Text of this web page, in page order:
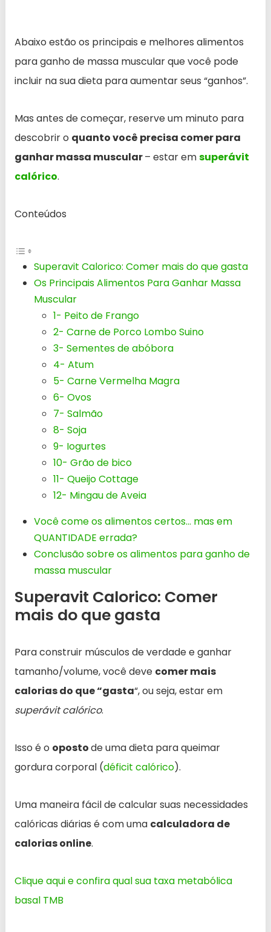
Abaixo estão os principais e melhores alimentos
para ganho de massa muscular que você pode
incluir na sua dieta para aumentar seus “ganhos”.
Mas antes de começar, reserve um minuto para
descobrir o quanto você precisa comer para
ganhar massa muscular– estar emsuperávit
calórico.
Conteúdos
Superavit Calorico: Comer mais do que gasta
Os Principais Alimentos Para Ganhar Massa
Muscular
1- Peito de Frango
2- Carne de Porco Lombo Suino
3- Sementes de abóbora
4- Atum
5- Carne Vermelha Magra
6- Ovos
7- Salmão
8- Soja
9- Iogurtes
10- Grão de bico
11- Queijo Cottage
12- Mingau de Aveia
Você come os alimentos certos… mas em
QUANTIDADE errada?
Conclusão sobre os alimentos para ganho de
massa muscular
Superavit Calorico: Comer
mais do que gasta
Para construir músculos de verdade e ganhar
tamanho/volume, você deve comer mais
calorias do que “gasta“, ou seja, estar em
superávit calórico.
Isso é o opostode uma dieta para queimar
gordura corporal (déficit calórico).
Uma maneira fácil de calcular suas necessidades
calóricas diárias é com uma calculadora de
calorias online.
Clique aqui e confira qual sua taxa metabólica
basal TMB